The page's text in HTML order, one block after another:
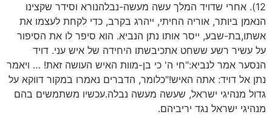
12). אחרי שדויד המלך עשה מעשה-נבלהנורא וסידר שקצינו
הנאמן ביותר, אוריה החיתי, ייהרג בקרב, כדי לקחת לעצמו את
אשתו,בת-שבע, ייסר אותו נתן הנביא. הוא סיפר לו את הסיפור
על עשיר רשע ששחט אתכיבשתו היחידה של איש עני. דויד
הנסער אמר לנביא:"חי ה' כי בן-מוות האיש העושה זאת! … ויאמר
נתן אל דויד: אתה האיש!"כלומר, הדברים נאמרו במקור דווקא על
גדול מנהיגי ישראל, שעשה מעשה נבלה.עכשיו משתמשים בהם
מנהיגי ישראל נגד יריביהם.